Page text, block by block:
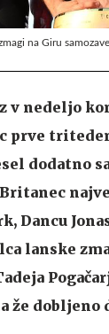
na Giru
v nedeljo
prve
dodatno
Dancu
lanske
že